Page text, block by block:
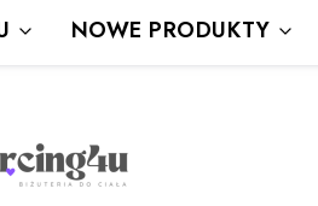
Gratis powyżej 80 zł
NOWE PRODUKTY